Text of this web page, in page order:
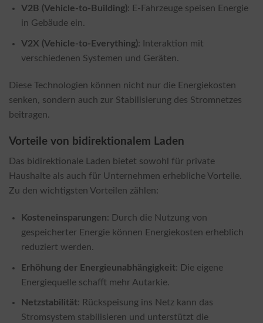
V2B (Vehicle-to-Building): E-Fahrzeuge speisen Energie
in Gebäude ein.
V2X (Vehicle-to-Everything): Interaktion mit
verschiedenen Systemen und Geräten.
Diese Technologien können nicht nur die Energiekosten
senken, sondern auch zur Stabilisierung des Stromnetzes
beitragen.
Vorteile von bidirektionalem Laden
Das bidirektionale Laden bietet sowohl für private
Haushalte als auch für Unternehmen erhebliche Vorteile.
Zu den wichtigsten Vorteilen zählen:
Kosteneinsparungen: Durch die Nutzung von
gespeicherter Energie können Energiekosten erheblich
reduziert werden.
Erhöhung der Energieunabhängigkeit: Die eigene
Energiequelle schafft mehr Autarkie.
Netzstabilität: Rückspeisung ins Netz kann das
Stromsystem stabilisieren und unterstützt die